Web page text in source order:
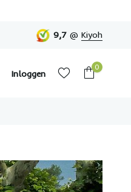
9,7 @ Kiyoh
Inloggen
Account aanmaken
0